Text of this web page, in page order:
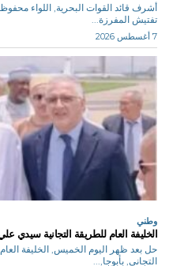
أشرف قائد القوات البحرية, اللواء
تفتيش المفرزة...
7 أغسطس 2026
وطني
الخليفة العام للطريقة التجانية سيدي
حل بعد ظهر اليوم الخميس, الخليفة
التجاني, بأبوجا,...